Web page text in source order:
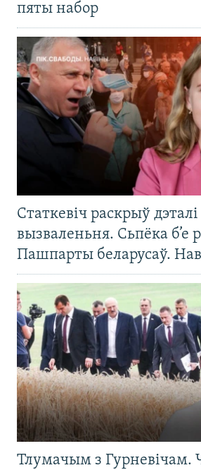
пяты набор
Статкевіч раскрыў дэталі
вызваленьня. Сьпёка б’е
Пашпарты беларусаў.
Тлумачым з Гурневічам.